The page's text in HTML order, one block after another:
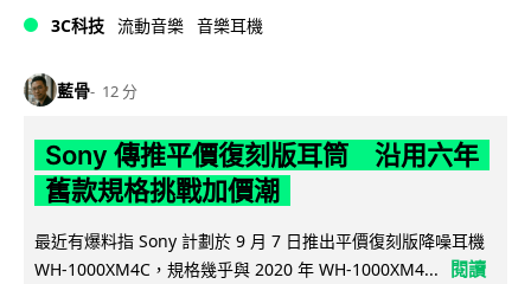
3C科技 流動音樂 音樂耳機
藍骨 12 分
Sony 傳推平價復刻版耳筒 沿用六年
舊款規格挑戰加價潮
最近有爆料指 Sony 計劃於 9 月 7 日推出平價復刻版降噪耳機
WH-1000XM4C，規格幾乎與 2020 年 WH-1000XM4...
閱讀